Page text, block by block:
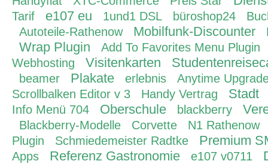
Tarif e107 eu 1und1 DSL büroshop24
Autoteile-Rathenow
Mobilfunk-Discounter
Wrap Plugin
Add To Favorites Menu Plugin
Webhosting
Visitenkarten
beamer Plakate erlebnis
Anytime
Scrollbalken Editor v 3
Handy Vertrag Stadt
Info Menü 704 Oberschule blackberry
Blackberry-Modelle Corvette
N1 Rathenow
Plugin
Schmiedemeister Radtke Premium
Apps Referenz Gastronomie e107 v0711